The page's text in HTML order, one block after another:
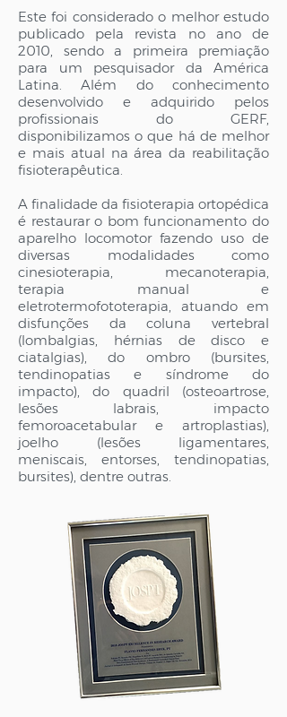
Este foi considerado o melhor estudo
publicado pela revista no ano de
2010, sendo a primeira premiação
para um pesquisador da América
Latina. Além do conhecimento
desenvolvido e adquirido pelos
profissionais do GERF,
disponibilizamos o que há de melhor
e mais atual na área da reabilitação
fisioterapêutica.
A finalidade da fisioterapia ortopédica
é restaurar o bom funcionamento do
aparelho locomotor fazendo uso de
diversas modalidades como
cinesioterapia, mecanoterapia,
terapia manual e
eletrotermofototerapia, atuando em
disfunções da coluna vertebral
(lombalgias, hérnias de disco e
ciatalgias), do ombro (bursites,
tendinopatias e síndrome do
impacto), do quadril (osteoartrose,
lesões labrais, impacto
femoroacetabular e artroplastias),
joelho (lesões ligamentares,
meniscais, entorses, tendinopatias,
bursites), dentre outras.